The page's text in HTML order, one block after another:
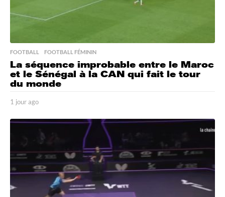
FOOTBALL ,FOOTBALL FÉMININ
La séquence improbable entre le Maroc
et le Sénégal à la CAN qui fait le tour
du monde
1 jour ago
o
g
o